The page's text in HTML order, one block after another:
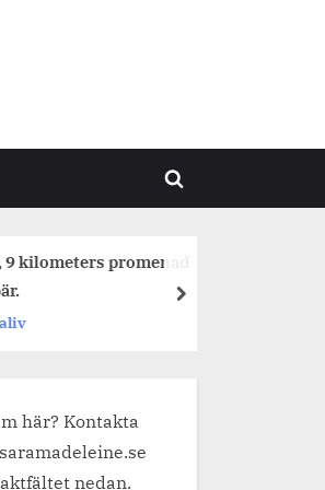
Toggle
kilometers promenad
next
här? Kontakta
nedan.